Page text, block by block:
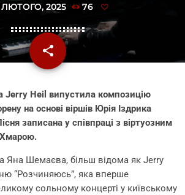
ЛЮТОГО, 2025 76
share
email
Jerry Heil випустила композицію
на основі віршів Юрія Іздрика
записана у співпраці з віртуозним
Хмарою.
Яна Шемаєва, більш відома як Jerry
“Розчиняюсь”, яка вперше
сольному концерті у київському